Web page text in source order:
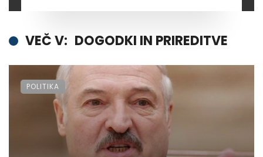
VEČ V: DOGODKI IN PRIREDITVE
POLITIKA